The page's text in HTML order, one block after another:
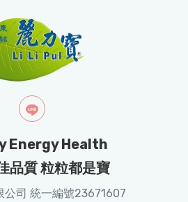
Energy Health
品質 粒粒都是寶
公司 統一編號23671607